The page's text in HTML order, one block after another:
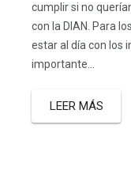
cumplir si no
con la DIAN. Para
estar al día con los
importante...
LEER MÁS